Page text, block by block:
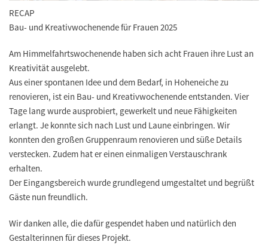
RECAP
Bau- und Kreativwochenende für Frauen 2025
Am Himmelfahrtswochenende haben sich acht Frauen ihre Lust an
Kreativität ausgelebt.
Aus einer spontanen Idee und dem Bedarf, in Hoheneiche zu
renovieren, ist ein Bau- und Kreativwochenende entstanden. Vier
Tage lang wurde ausprobiert, gewerkelt und neue Fähigkeiten
erlangt. Je konnte sich nach Lust und Laune einbringen. Wir
konnten den großen Gruppenraum renovieren und süße Details
verstecken. Zudem hat er einen einmaligen Verstauschrank
erhalten.
Der Eingangsbereich wurde grundlegend umgestaltet und begrüßt
Gäste nun freundlich.
Wir danken alle, die dafür gespendet haben und natürlich den
Gestalterinnen für dieses Projekt.